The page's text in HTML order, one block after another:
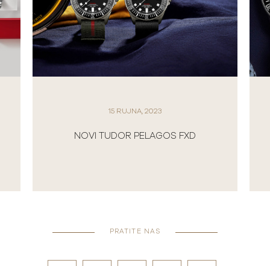
15 RUJNA, 2023
NOVI TUDOR PELAGOS FXD
PRATITE NAS